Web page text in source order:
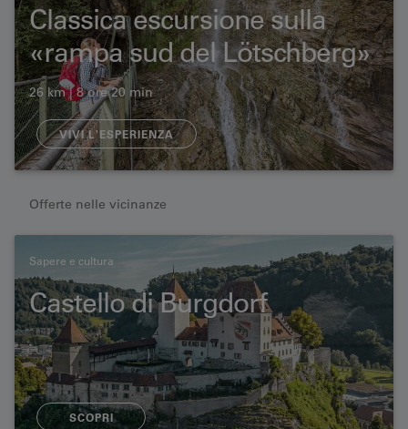
Classica escursione sulla
«rampa sud del Lötschberg»
26 km | 8 ore 20 min
VIVI L'ESPERIENZA
Offerte nelle vicinanze
Sapere e cultura
Castello di Burgdorf
SCOPRI